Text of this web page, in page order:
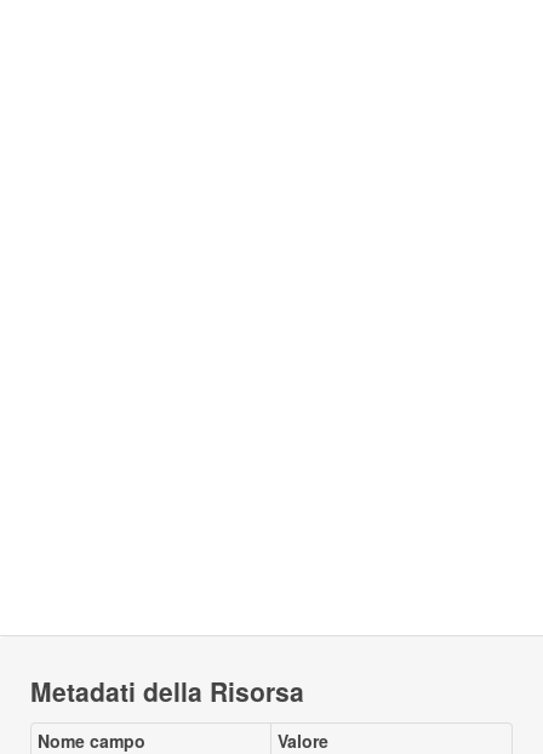
Metadati della Risorsa
Nome campo
Valore